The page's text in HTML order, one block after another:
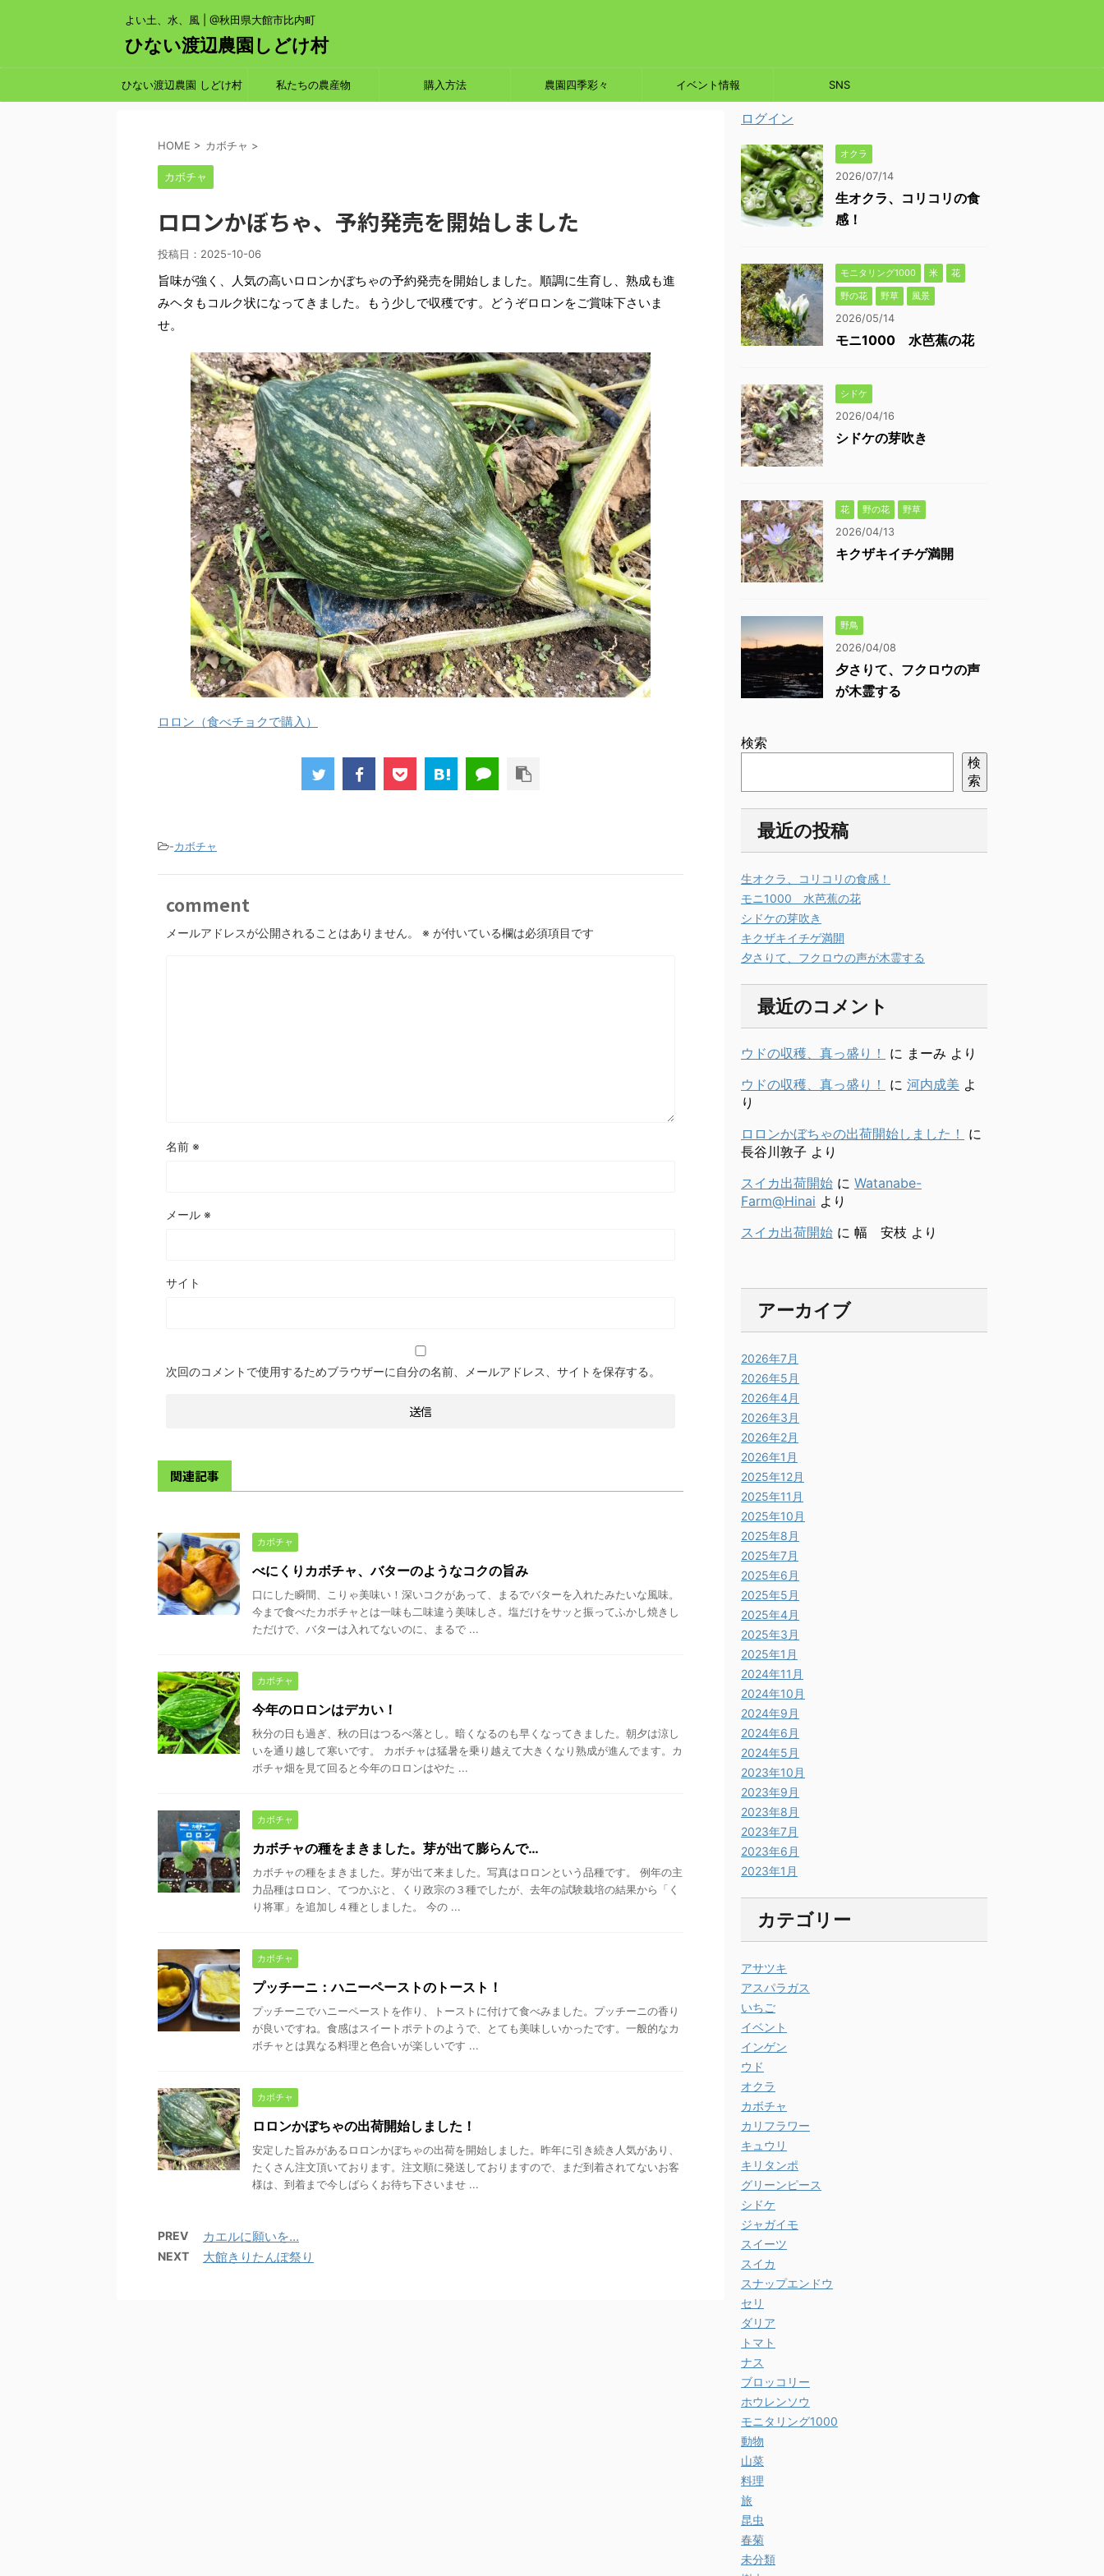
よい土、水、風 | @秋田県大館市比内町
ひない渡辺農園しどけ村
ひない渡辺農園 しどけ村 私たちの農産物 購入方法 農園四季彩々 イベント情報 SNS
HOME > カボチャ >
カボチャ
ロロンかぼちゃ、予約発売を開始しました
投稿日： 2025-10-06
旨味が強く、人気の高いロロンかぼちゃの予約発売を開始しました。順調に生育し、熟成も進
みヘタもコルク状になってきました。もう少しで収穫です。どうぞロロンをご賞味下さいま
せ。
ロロン（食べチョクで購入）
-カボチャ
comment
メールアドレスが公開されることはありません。 ※ が付いている欄は必須項目です
名前 ※
メール ※
サイト
次回のコメントで使用するためブラウザーに自分の名前、メールアドレス、サイトを保存する。
関連記事
カボチャ
べにくりカボチャ、バターのようなコクの旨み
口にした瞬間、こりゃ美味い！深いコクがあって、まるでバターを入れたみたいな風味。
今まで食べたカボチャとは一味も二味違う美味しさ。塩だけをサッと振ってふかし焼きし
ただけで、バターは入れてないのに、まるで ...
カボチャ
今年のロロンはデカい！
秋分の日も過ぎ、秋の日はつるべ落とし。暗くなるのも早くなってきました。朝夕は涼し
いを通り越して寒いです。 カボチャは猛暑を乗り越えて大きくなり熟成が進んでます。カ
ボチャ畑を見て回ると今年のロロンはやた ...
カボチャ
カボチャの種をまきました。芽が出て膨らんで…
カボチャの種をまきました。芽が出て来ました。写真はロロンという品種です。 例年の主
力品種はロロン、てつかぶと、くり政宗の３種でしたが、去年の試験栽培の結果から「く
り将軍」を追加し４種としました。 今の ...
カボチャ
プッチーニ：ハニーペーストのトースト！
プッチーニでハニーペーストを作り、トーストに付けて食べみました。プッチーニの香り
が良いですね。食感はスイートポテトのようで、とても美味しいかったです。一般的なカ
ボチャとは異なる料理と色合いが楽しいです ...
カボチャ
ロロンかぼちゃの出荷開始しました！
安定した旨みがあるロロンかぼちゃの出荷を開始しました。昨年に引き続き人気があり、
たくさん注文頂いております。注文順に発送しておりますので、まだ到着されてないお客
様は、到着まで今しばらくお待ち下さいませ ...
PREV カエルに願いを…
NEXT 大館きりたんぽ祭り
ログイン
オクラ
2026/07/14
生オクラ、コリコリの食
感！
モニタリング1000 米
花
野の花
野草 風景
2026/05/14
モニ1000 水芭蕉の花
シドケ
2026/04/16
シドケの芽吹き
花 野の花 野草
2026/04/13
キクザキイチゲ満開
野鳥
2026/04/08
夕さりて、フクロウの声
が木霊する
検索
検
索
最近の投稿
生オクラ、コリコリの食感！
モニ1000 水芭蕉の花
シドケの芽吹き
キクザキイチゲ満開
夕さりて、フクロウの声が木霊する
最近のコメント
ウドの収穫、真っ盛り！ に まーみ より
ウドの収穫、真っ盛り！
に 河内成美 よ
り
ロロンかぼちゃの出荷開始しました！
に
長谷川敦子 より
スイカ出荷開始 に Watanabe-
Farm@Hinai より
スイカ出荷開始 に 幅 安枝 より
アーカイブ
2026年7月
2026年5月
2026年4月
2026年3月
2026年2月
2026年1月
2025年12月
2025年11月
2025年10月
2025年8月
2025年7月
2025年6月
2025年5月
2025年4月
2025年3月
2025年1月
2024年11月
2024年10月
2024年9月
2024年6月
2024年5月
2023年10月
2023年9月
2023年8月
2023年7月
2023年6月
2023年1月
カテゴリー
アサツキ
アスパラガス
いちご
イベント
インゲン
ウド
オクラ
カボチャ
カリフラワー
キュウリ
キリタンポ
グリーンピース
シドケ
ジャガイモ
スイーツ
スイカ
スナップエンドウ
セリ
ダリア
トマト
ナス
ブロッコリー
ホウレンソウ
モニタリング1000
動物
山菜
料理
旅
昆虫
春菊
未分類